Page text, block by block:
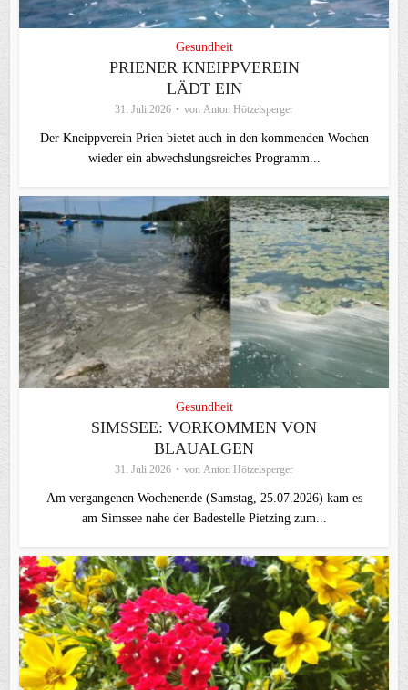
Gesundheit
PRIENER KNEIPPVEREIN
LÄDT EIN
31. Juli 2026 von Anton Hötzelsperger
Der Kneippverein Prien bietet auch in den kommenden Wochen
wieder ein abwechslungsreiches Programm...
Gesundheit
SIMSSEE: VORKOMMEN VON
BLAUALGEN
31. Juli 2026 von Anton Hötzelsperger
Am vergangenen Wochenende (Samstag, 25.07.2026) kam es
am Simssee nahe der Badestelle Pietzing zum...